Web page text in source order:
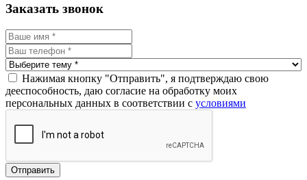
Заказать звонок
Нажимая кнопку "Отправить", я подтверждаю свою
дееспособность, даю согласие на обработку моих
персональных данных в соответствии с условиями